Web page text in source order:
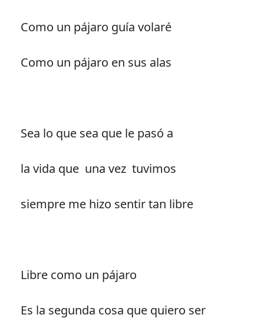
Como un pájaro guía volaré
Como un pájaro en sus alas
Sea lo que sea que le pasó a
la vida que una vez tuvimos
siempre me hizo sentir tan libre
Libre como un pájaro
Es la segunda cosa que quiero ser